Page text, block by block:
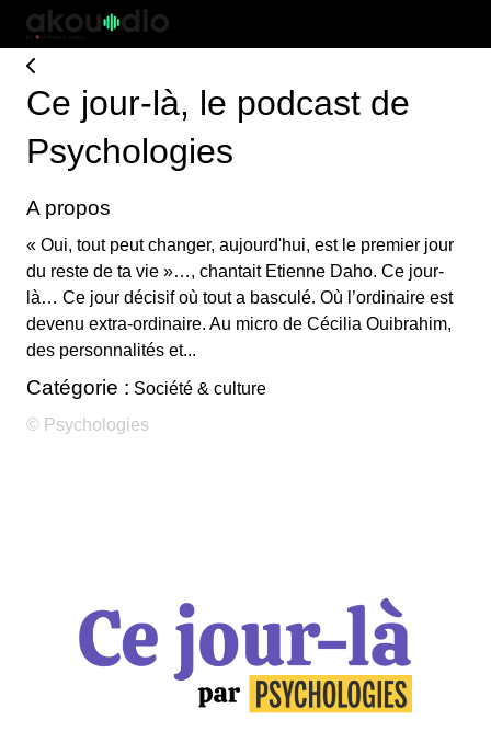
Ce jour-là, le podcast de
Psychologies
A propos
« Oui, tout peut changer, aujourd'hui, est le premier jour
du reste de ta vie »…, chantait Etienne Daho. Ce jour-
là… Ce jour décisif où tout a basculé. Où l’ordinaire est
devenu extra-ordinaire. Au micro de Cécilia Ouibrahim,
des personnalités et...
Catégorie : Société & culture
© Psychologies